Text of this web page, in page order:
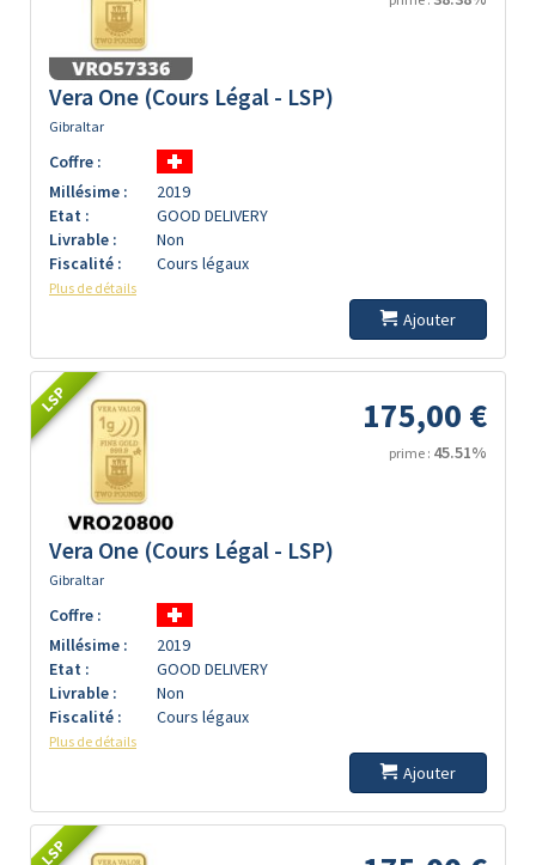
Vera One (Cours Légal - LSP)
Gibraltar
Coffre :
Millésime :
2019
Etat :
GOOD DELIVERY
Livrable :
Non
Fiscalité :
Cours légaux
Plus de détails
Ajouter
LSP 175,00 €
prime : 45.51%
Vera One (Cours Légal - LSP)
Gibraltar
Coffre :
Millésime :
2019
Etat :
GOOD DELIVERY
Livrable :
Non
Fiscalité :
Cours légaux
Plus de détails
Ajouter
LSP